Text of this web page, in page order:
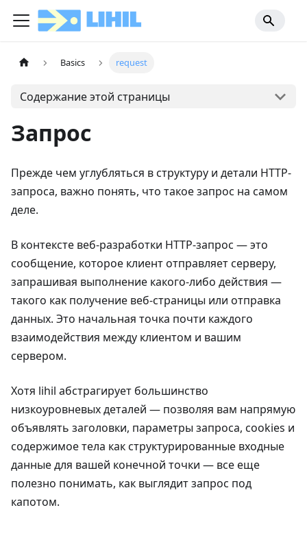
Basics request
Содержание этой страницы
Запрос
Прежде чем углубляться в структуру и детали HTTP-
запроса, важно понять, что такое запрос на самом
деле.
В контексте веб-разработки HTTP-запрос — это
сообщение, которое клиент отправляет серверу,
запрашивая выполнение какого-либо действия —
такого как получение веб-страницы или отправка
данных. Это начальная точка почти каждого
взаимодействия между клиентом и вашим
сервером.
Хотя lihil абстрагирует большинство
низкоуровневых деталей — позволяя вам напрямую
объявлять заголовки, параметры запроса, cookies и
содержимое тела как структурированные входные
данные для вашей конечной точки — все еще
полезно понимать, как выглядит запрос под
капотом.